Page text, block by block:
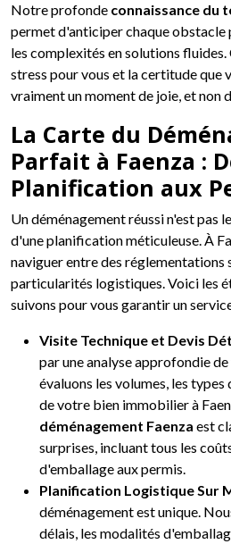
Notre profonde connaissance du
permet d'anticiper chaque
les complexités en solutions
stress pour vous et la certitude que
vraiment un moment de joie, et non
La Carte du
Parfait à Faenza :
Planification aux
Un déménagement réussi n'est pas
d'une planification méticuleuse. À
naviguer entre des réglementations
particularités logistiques. Voici les
suivons pour vous garantir un
Visite Technique et Devis
par une analyse approfondie
évaluons les volumes, les
de votre bien immobilier à
déménagement Faenza est
surprises, incluant tous les
d'emballage aux permis.
Planification Logistique Sur
déménagement est unique.
délais, les modalités